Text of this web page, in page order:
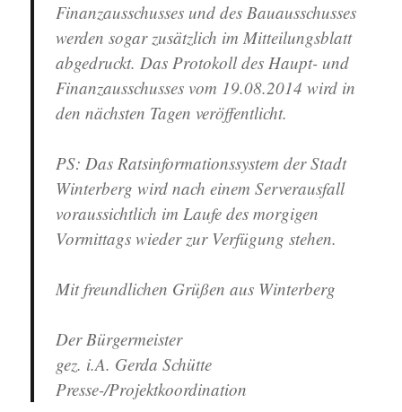
Finanzausschusses und des Bauausschusses
werden sogar zusätzlich im Mitteilungsblatt
abgedruckt. Das Protokoll des Haupt- und
Finanzausschusses vom 19.08.2014 wird in
den nächsten Tagen veröffentlicht.
PS: Das Ratsinformationssystem der Stadt
Winterberg wird nach einem Serverausfall
voraussichtlich im Laufe des morgigen
Vormittags wieder zur Verfügung stehen.
Mit freundlichen Grüßen aus Winterberg
Der Bürgermeister
gez. i.A. Gerda Schütte
Presse-/Projektkoordination